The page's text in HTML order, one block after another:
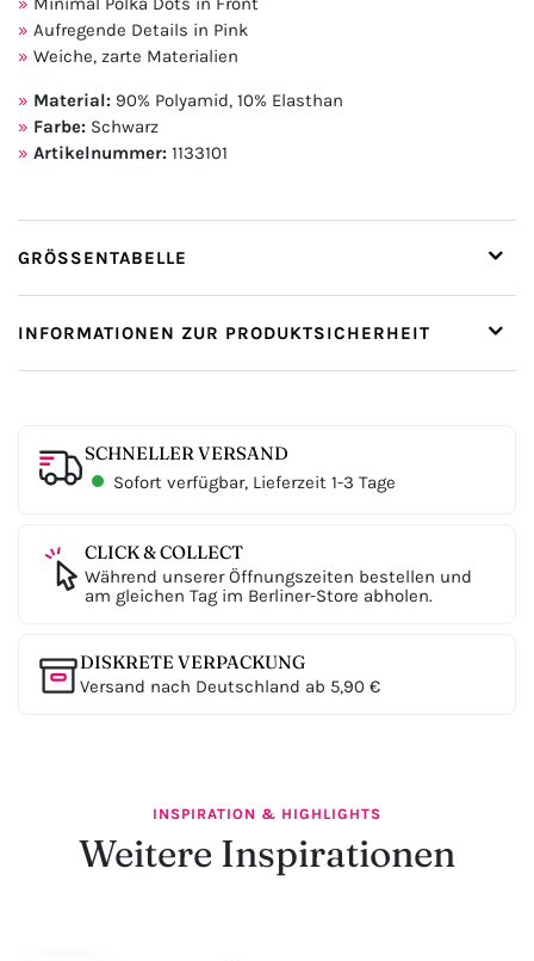
Aufregende Details in Pink
Weiche, zarte Materialien
Material: 90% Polyamid, 10% Elasthan
Farbe: Schwarz
Artikelnummer: 1133101
GRÖSSENTABELLE
INFORMATIONEN ZUR PRODUKTSICHERHEIT
SCHNELLER VERSAND
Sofort verfügbar, Lieferzeit 1-3 Tage
CLICK & COLLECT
Während unserer Öffnungszeiten bestellen und
am gleichen Tag im Berliner-Store abholen.
DISKRETE VERPACKUNG
Versand nach Deutschland ab 5,90 €
INSPIRATION & HIGHLIGHTS
Weitere Inspirationen